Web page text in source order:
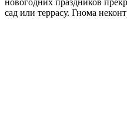
новогодних праздников
сад или террасу. Гнома